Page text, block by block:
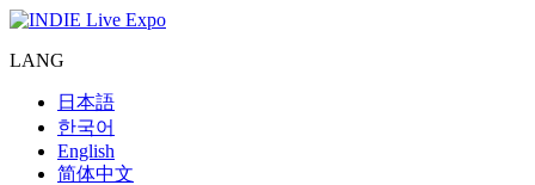
LANG
日本語
한국어
English
简体中文